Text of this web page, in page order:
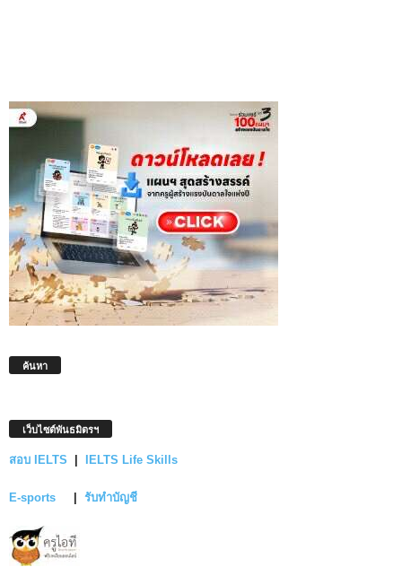
ค้นหา
เว็บไซต์พันธมิตรฯ
สอบ IELTS IELTS Life Skills
E-sports รับทำบัญชี